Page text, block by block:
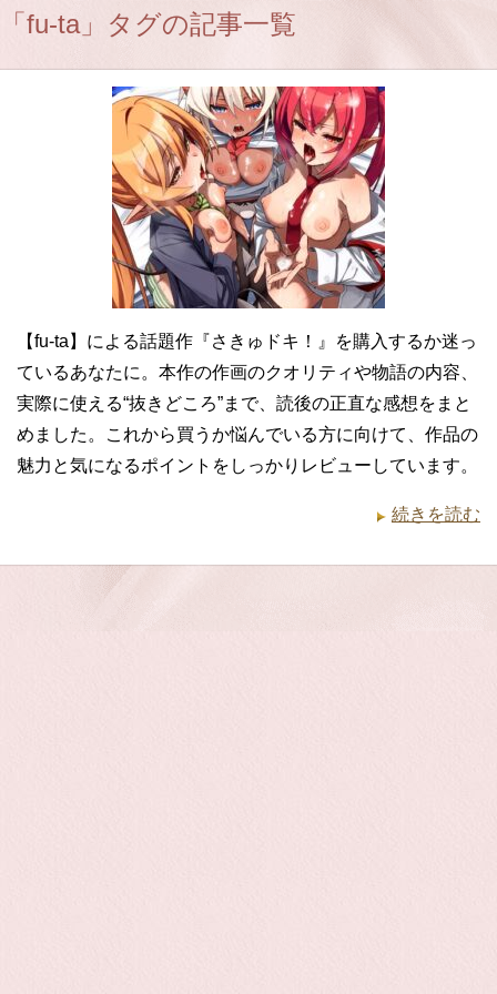
「fu-ta」タグの記事一覧
【fu-ta】による話題作『さきゅドキ！』を購入するか迷っ
ているあなたに。本作の作画のクオリティや物語の内容、
実際に使える“抜きどころ”まで、読後の正直な感想をまと
めました。これから買うか悩んでいる方に向けて、作品の
魅力と気になるポイントをしっかりレビューしています。
続きを読む